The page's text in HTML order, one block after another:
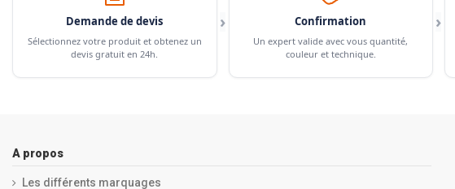
Demande de devis
Sélectionnez votre produit et obtenez un
devis gratuit en 24h.
› Confirmation
Un expert valide avec vous quantité,
couleur et technique.
›
A propos
Les différents marquages